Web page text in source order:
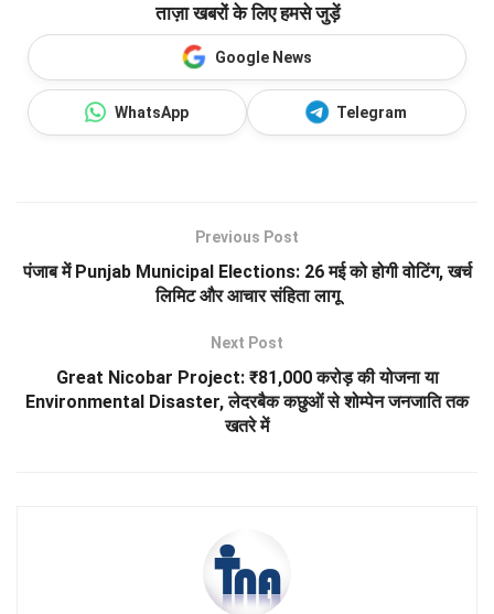
ताज़ा खबरों के लिए हमसे जुड़ें
Google News
WhatsApp Telegram
Previous Post
पंजाब में Punjab Municipal Elections: 26 मई को होगी वोटिंग, खर्च
लिमिट और आचार संहिता लागू
Next Post
Great Nicobar Project: ₹81,000 करोड़ की योजना या
Environmental Disaster, लेदरबैक कछुओं से शोम्पेन जनजाति तक
खतरे में